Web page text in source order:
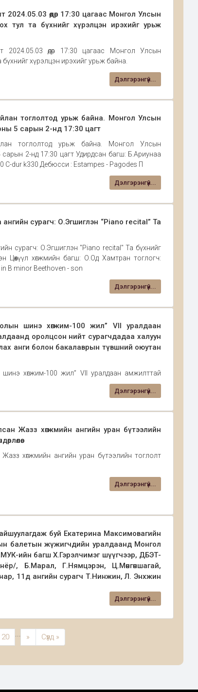
2024.05.03 өдөр 17:30 цагаас Монгол Улсын
тул та бүхнийг хүрэлцэн ирэхийг урьж
2024.05.03 өдөр 17:30 цагаас Монгол Улсын
хүрэлцэн ирэхийг урьж байна.
Дэлгэрэнгүй...
тоглолтод урьж байна. Монгол Улсын
5 сарын 2-нд 17:30 цагт
тоглолтод урьж байна. Монгол Улсын
2-нд 17:30 цагт Удирдсан багш: Б.Ариунаа
C-dur k330 Дебюсси : Estampes - Pagodes П
Дэлгэрэнгүй...
сурагч: О.Эгшиглэн “Piano recital” Та
сурагч: О.Эгшиглэн "Piano recital" Та бүхнийг
хөгжмийн багш: О.Од Хамтран тоглогч:
in B minor Beethoven - son
Дэлгэрэнгүй...
шинэ хөгжим-100 жил” VII уралдаан
оролцсон нийт сурагчдадаа халуун
анги болон бакалаврын түвшний оюутан
хөгжим-100 жил” VII уралдаан амжилттай
нийт сурагчдадаа халуун баяр хүргэе. Энэ
түвшний оюутан сурагчдыг хамарснаараа
Дэлгэрэнгүй...
Жазз хөгжмийн ангийн уран бүтээлийн
хөгжмийн ангийн уран бүтээлийн тоглолт
Дэлгэрэнгүй...
буй Екатерина Максимовагийн
балетын жүжигчдийн уралдаанд Монгол
,МУК-ийн багш Х.Гэрэлчимэг шүүгчээр, ДБЭТ-
, Б.Марал, Г.Нямцэрэн, Ц.Мөнгөншагай,
11д ангийн сурагч Т.Нинжин, Л. Энхжин
Үенгийн Анар Сонгодог бүжгийн жуньор
төрөлд /насны ангилал байхгүй/ Алтан
нэрэмжит “Диплом”, МУСТА С.Есөнзаяа
Энхжин Сонгодог бүжгийн жуньор
төгсөгч ДБЭТ-н бүжигчин Ц.Мөнгөншагай
нэг болох Балетын урлагаар сурагчид
н Пермь хотноо /2024.04.16-28/зохион
Дэлгэрэнгүй...
20 » Сүүлд »